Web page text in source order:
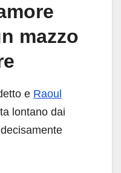
mazzo
e Raoul
lontano dai